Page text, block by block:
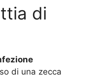
di
di una zecca